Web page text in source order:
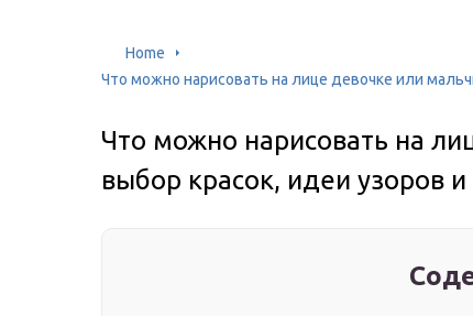
Home
Что можно нарисовать на лице девочке или
Что можно нарисовать на
выбор красок, идеи узоров